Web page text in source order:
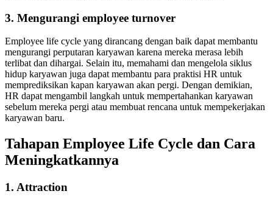
3. Mengurangi employee turnover
Employee life cycle yang dirancang dengan baik dapat membantu
mengurangi perputaran karyawan karena mereka merasa lebih
terlibat dan dihargai. Selain itu, memahami dan mengelola siklus
hidup karyawan juga dapat membantu para praktisi HR untuk
memprediksikan kapan karyawan akan pergi. Dengan demikian,
HR dapat mengambil langkah untuk mempertahankan karyawan
sebelum mereka pergi atau membuat rencana untuk mempekerjakan
karyawan baru.
Tahapan Employee Life Cycle dan Cara
Meningkatkannya
1. Attraction